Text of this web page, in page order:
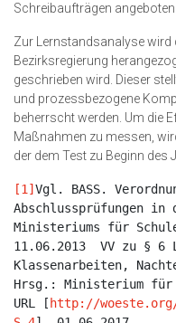
Schreibaufträgen
Zur Lernstandsanalyse wird
Bezirksregierung
geschrieben wird. Dieser
und prozessbezogene
beherrscht werden. Um die
Maßnahmen zu messen,
der dem Test zu Beginn
[1] Vgl. BASS.
Abschlussprüfungen
Ministeriums für
11.06.2013  VV zu § 6
Klassenarbeiten,
Hrsg.: Ministerium für
URL [ http://